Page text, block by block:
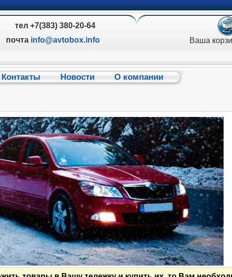
тел +7(383) 380-20-64
почта info@avtobox.info Ваша
Контакты Новости О компании